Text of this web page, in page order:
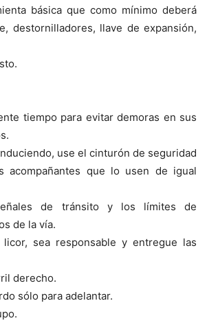
básica que como mínimo deberá
destornilladores, llave de expansión,
tiempo para evitar demoras en sus
use el cinturón de seguridad
acompañantes que lo usen de igual
de tránsito y los límites de
de la vía.
sea responsable y entregue las
derecho.
sólo para adelantar.